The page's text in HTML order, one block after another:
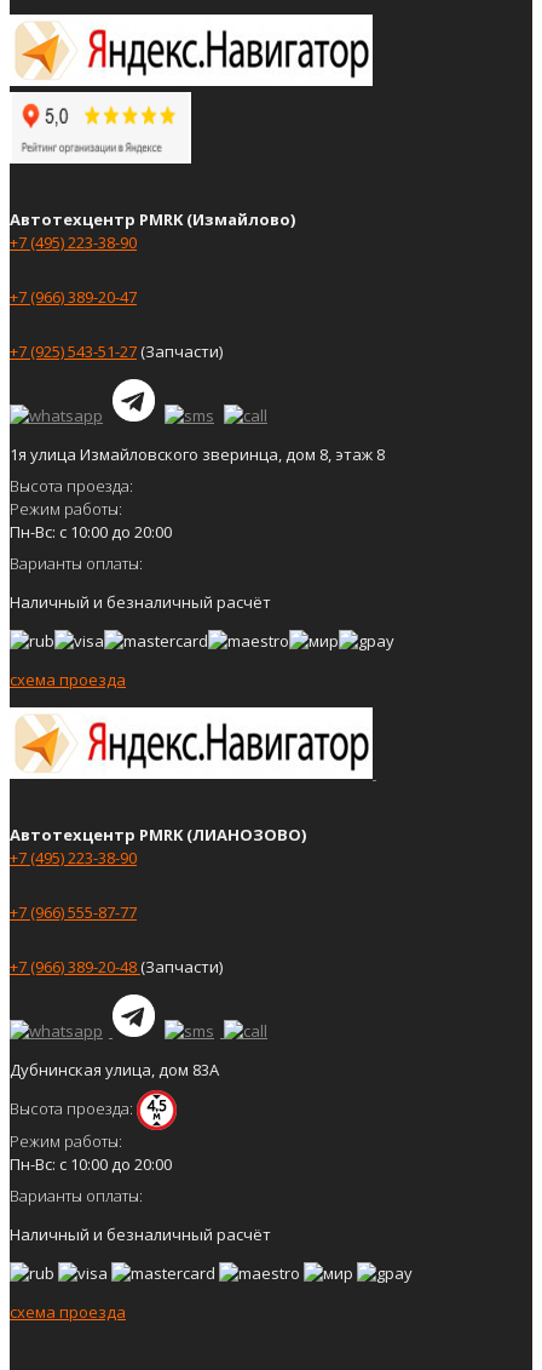
Автотехцентр PMRK (Измайлово)
+7 (495) 223-38-90
+7 (966) 389-20-47
+7 (925) 543-51-27(Запчасти)
1я улица Измайловского зверинца, дом 8, этаж 8
Высота проезда:
Режим работы:
Пн-Вс: с 10:00 до 20:00
Варианты оплаты:
Наличный и безналичный расчёт
схема проезда
Автотехцентр PMRK (ЛИАНОЗОВО)
+7 (495) 223-38-90
+7 (966) 555-87-77
+7 (966) 389-20-48(Запчасти)
Дубнинская улица, дом 83А
Высота проезда:
Режим работы:
Пн-Вс: с 10:00 до 20:00
Варианты оплаты:
Наличный и безналичный расчёт
схема проезда